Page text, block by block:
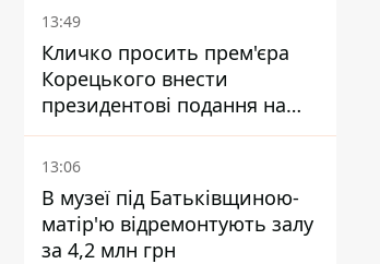
13:49
Кличко просить прем'єра
Корецького внести
президентові подання на
звільнення володаря
Троєщини Бахматова
13:06
В музеї під Батьківщиною-
матір'ю відремонтують залу
за 4,2 млн грн